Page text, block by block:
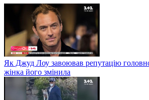
Як Джуд Лоу завоював репутацію
жінка його змінила